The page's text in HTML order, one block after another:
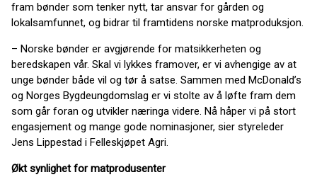
fram bønder som tenker nytt, tar ansvar for gården og
lokalsamfunnet, og bidrar til framtidens norske matproduksjon.
– Norske bønder er avgjørende for matsikkerheten og
beredskapen vår. Skal vi lykkes framover, er vi avhengige av at
unge bønder både vil og tør å satse. Sammen med McDonald’s
og Norges Bygdeungdomslag er vi stolte av å løfte fram dem
som går foran og utvikler næringa videre. Nå håper vi på stort
engasjement og mange gode nominasjoner, sier styreleder
Jens Lippestad i Felleskjøpet Agri.
Økt synlighet for matprodusenter